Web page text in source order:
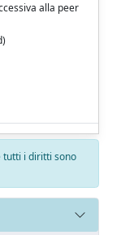
alla peer
tutti i diritti sono